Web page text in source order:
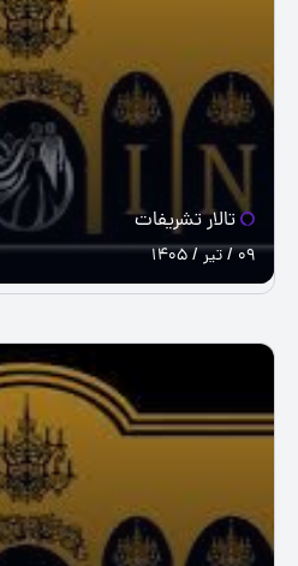
تالار تشریفات
09 / تیر / 1405